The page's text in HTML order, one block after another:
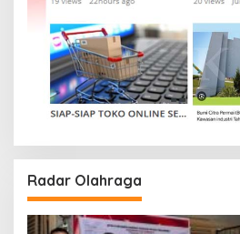
Radar Olahraga